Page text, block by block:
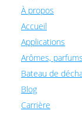
À propos
Accueil
Applications
Arômes,
Bateau de
Blog
Carrière